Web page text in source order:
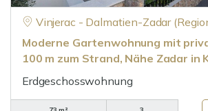
Vinjerac - Dalmatien-Zadar
Moderne Gartenwohnung mit
100 m zum Strand, Nähe Zadar in
Erdgeschosswohnung